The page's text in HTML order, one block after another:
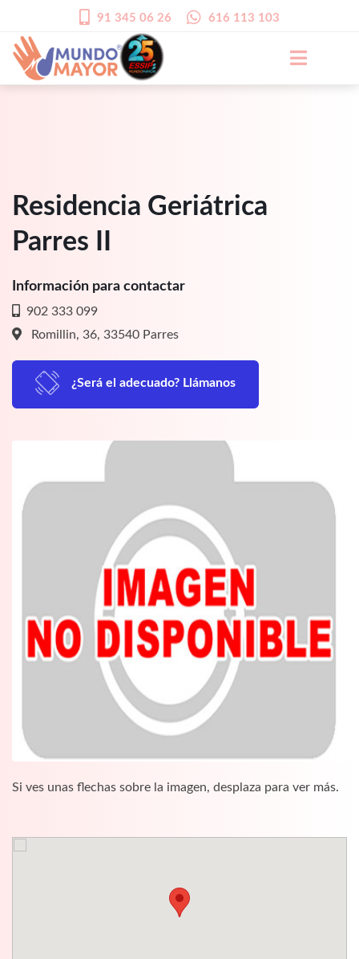
91 345 06 26 616 113 103
Residencia Geriátrica
Parres II
Información para contactar
902 333 099
Romillin, 36, 33540 Parres
¿Será el adecuado? Llámanos
Si ves unas flechas sobre la imagen, desplaza para ver más.